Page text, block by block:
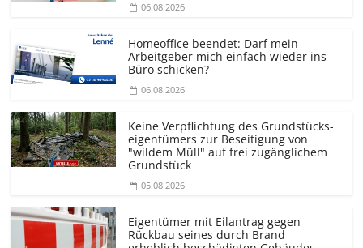
06.08.2026
Homeoffice beendet: Darf mein
Arbeitgeber mich einfach wieder ins
Büro schicken?
06.08.2026
Keine Verpflichtung des Grundstücks­
eigentümers zur Beseitigung von
"wildem Müll" auf frei zugänglichem
Grundstück
05.08.2026
Eigentümer mit Eilantrag gegen
Rückbau seines durch Brand